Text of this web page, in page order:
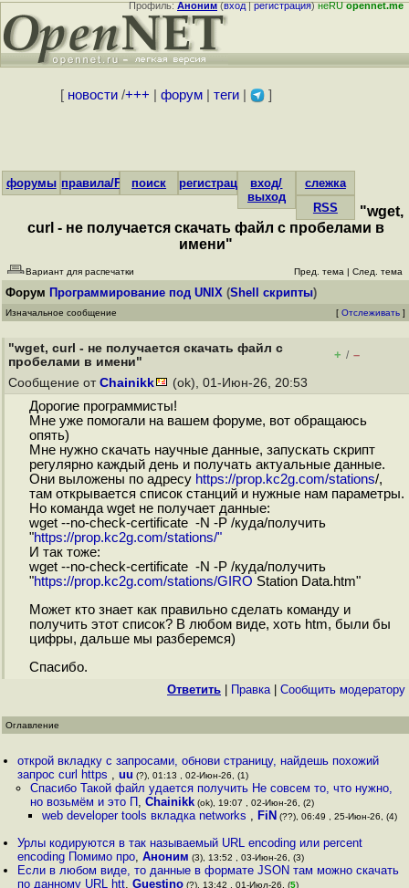
Профиль:Аноним(вход|регистрация)неRUopennet.me
[ новости/+++ форум| теги| ]
форумы правила/FAQпоиск регистрациявход/
выход
слежка
RSS
"wget,
curl - не получается скачать файл с пробелами в
имени"
Вариант для распечатки Пред. тема | След. тема
Форум Программирование под UNIX (Shell скрипты)
Изначальное сообщение [ Отслеживать ]
"wget, curl - не получается скачать файл с
пробелами в имени"
+ / –
Сообщение от Chainikk (ok), 01-Июн-26, 20:53
Дорогие программисты!
Мне уже помогали на вашем форуме, вот обращаюсь
опять)
Мне нужно скачать научные данные, запускать скрипт
регулярно каждый день и получать актуальные данные.
Они выложены по адресу https://prop.kc2g.com/stations/,
там открывается список станций и нужные нам параметры.
Но команда wget не получает данные:
wget --no-check-certificate -N -P /куда/получить
"https://prop.kc2g.com/stations/"
И так тоже:
wget --no-check-certificate -N -P /куда/получить
"https://prop.kc2g.com/stations/GIRO Station Data.htm"
Может кто знает как правильно сделать команду и
получить этот список? В любом виде, хоть htm, были бы
цифры, дальше мы разберемся)
Спасибо.
Ответить Правка| Cообщить модератору
Оглавление
открой вкладку с запросами, обнови страницу, найдешь похожий
запрос curl https ,uu (?), 01:13 , 02-Июн-26, (1)
Спасибо Такой файл удается получить Не совсем то, что нужно,
но возьмём и это П , Chainikk(ok), 19:07 , 02-Июн-26, (2)
web developer tools вкладка networks , FiN (??), 06:49 , 25-Июн-26, (4)
Урлы кодируются в так называемый URL encoding или percent
encoding Помимо про,Аноним (3), 13:52 , 03-Июн-26, (3)
Если в любом виде, то данные в формате JSON там можно скачать
по данному URL htt,Guestino (?), 13:42 , 01-Июл-26, (5)